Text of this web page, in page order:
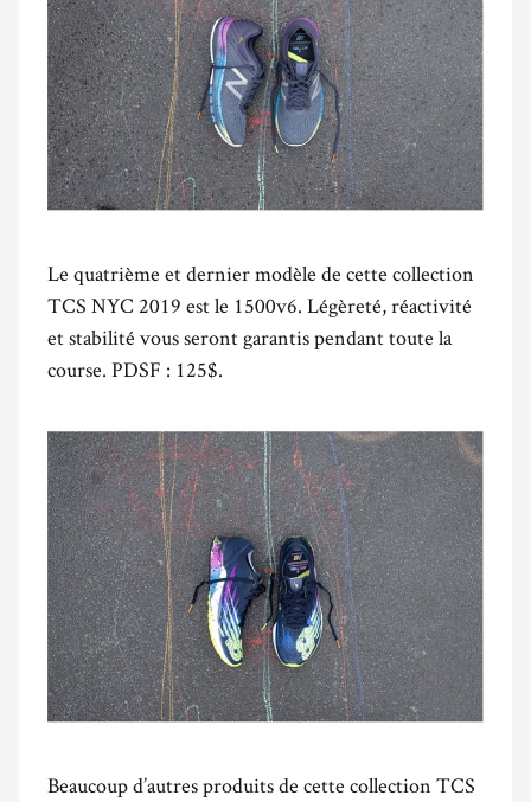
Le quatrième et dernier modèle de cette collection
TCS NYC 2019 est le 1500v6. Légèreté, réactivité
et stabilité vous seront garantis pendant toute la
course. PDSF : 125$.
Beaucoup d’autres produits de cette collection TCS